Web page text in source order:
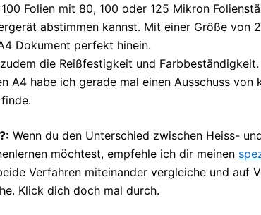
Folien mit 80, 100 oder 125 Mikron
abstimmen kannst. Mit einer Größe von
Dokument perfekt hinein.
die Reißfestigkeit und
A4 habe ich gerade mal einen Ausschuss von
Wenn du den Unterschied zwischen Heiss-
möchtest, empfehle ich dir meinen
Verfahren miteinander vergleiche und auf
Klick dich doch mal durch.